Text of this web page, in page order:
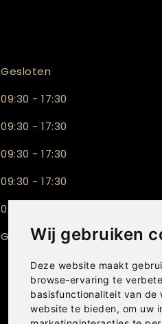
Wij gebruiken
Deze website maakt
browse-ervaring te
basisfunctionaliteit van de
website te bieden, om uw
Gesloten
09:30 - 17:30
09:30 - 17:30
09:30 - 17:30
09:30 - 17:30
09:30 - 17:00
Gesloten